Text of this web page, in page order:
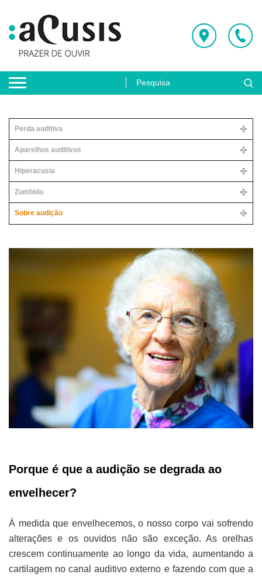
Perda auditiva
Aparelhos auditivos
Hiperacusia
Zumbido
Sobre audição
Porque é que a audição se degrada ao
envelhecer?
À medida que envelhecemos, o nosso corpo vai sofrendo
alterações e os ouvidos não são exceção. As orelhas
crescem continuamente ao longo da vida, aumentando a
cartilagem no canal auditivo externo e fazendo com que a